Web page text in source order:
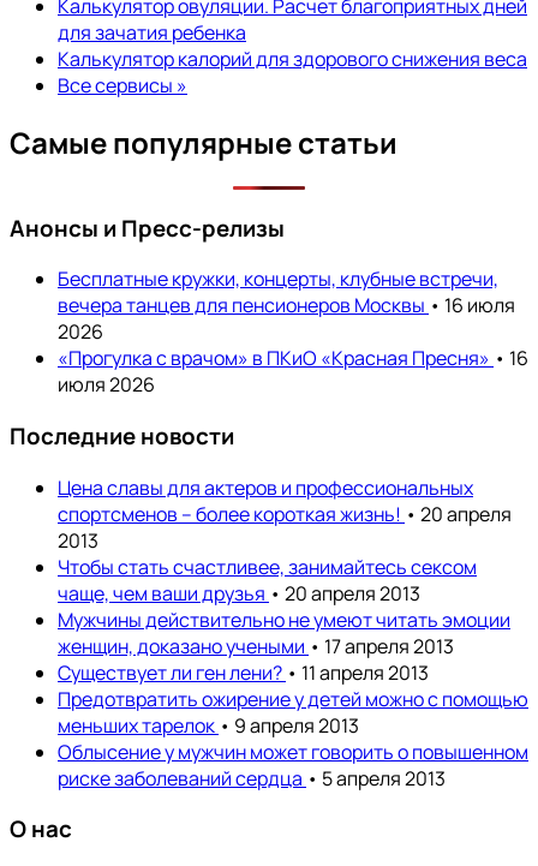
Калькулятор овуляции. Расчет благоприятных дней
для зачатия ребенка
Калькулятор калорий для здорового снижения веса
Все сервисы »
Самые популярные статьи
Анонсы и Пресс-релизы
Бесплатные кружки, концерты, клубные встречи,
вечера танцев для пенсионеров Москвы • 16 июля
2026
«Прогулка с врачом» в ПКиО «Красная Пресня» • 16
июля 2026
Последние новости
Цена славы для актеров и профессиональных
спортсменов – более короткая жизнь! • 20 апреля
2013
Чтобы стать счастливее, занимайтесь сексом
чаще, чем ваши друзья • 20 апреля 2013
Мужчины действительно не умеют читать эмоции
женщин, доказано учеными • 17 апреля 2013
Существует ли ген лени? • 11 апреля 2013
Предотвратить ожирение у детей можно с помощью
меньших тарелок • 9 апреля 2013
Облысение у мужчин может говорить о повышенном
риске заболеваний сердца • 5 апреля 2013
О нас